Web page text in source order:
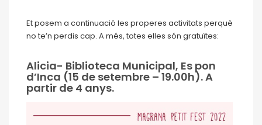
Et posem a continuació les properes activitats perquè
no te’n perdis cap. A més, totes elles són gratuïtes:
Alicia- Biblioteca Municipal, Es pon
d’Inca (15 de setembre – 19.00h). A
partir de 4 anys.